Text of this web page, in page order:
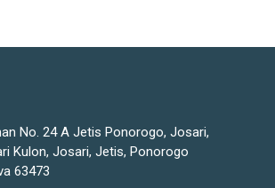
No. 24 A Jetis Ponorogo, Josari,
Kulon, Josari, Jetis, Ponorogo
63473